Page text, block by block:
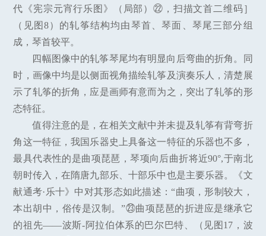
代《宪宗元宵行乐图》（局部）㉒，扫描文首二维码］
（见图8）的轧筝结构均由琴首、琴面、琴尾三部分组
成，琴首较平。
四幅图像中的轧筝琴尾均有明显向后弯曲的折角。同
时，画像中均是以侧面视角描绘轧筝及演奏乐人，清楚展
示了轧筝的折角，应是画师有意而为之，突出了轧筝的形
态特征。
值得注意的是，在相关文献中并未提及轧筝有背弯折
角这一特征，我国乐器史上具备这一特征的乐器也不多，
最具代表性的是曲项琵琶，琴项向后曲折将近90°,于南北
朝时传入，在隋唐九部乐、十部乐中也是主要乐器。《文
献通考·乐十》中对其形态如此描述：“曲项，形制较大，
本出胡中，俗传是汉制。”㉓曲项琵琶的折进应是继承它
的祖先——波斯-阿拉伯体系的巴尔巴特、（见图17，波